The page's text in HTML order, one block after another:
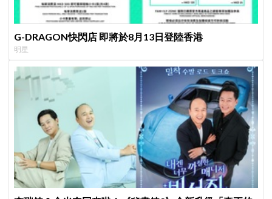
G-DRAGON快閃店 即將於8月13日登陸香港
明星